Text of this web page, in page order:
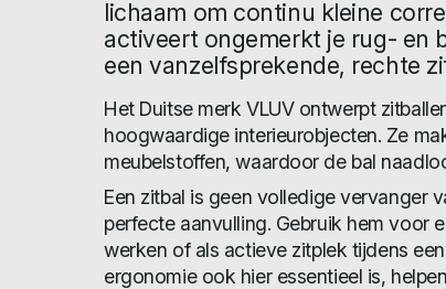
lichaam om continu kleine
activeert ongemerkt je rug- en
een vanzelfsprekende, rechte
Het Duitse merk VLUV ontwerpt
hoogwaardige interieurobjecten. Ze
meubelstoffen, waardoor de bal
Een zitbal is geen volledige vervanger
perfecte aanvulling. Gebruik hem voor
werken of als actieve zitplek tijdens
ergonomie ook hier essentieel is,